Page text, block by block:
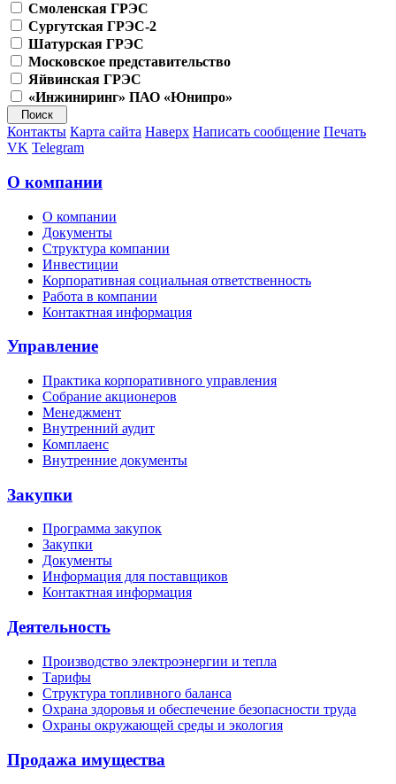
Смоленская ГРЭС
Сургутская ГРЭС-2
Шатурская ГРЭС
Московское представительство
Яйвинская ГРЭС
«Инжиниринг» ПАО «Юнипро»
Контакты Карта сайта Наверх Написать сообщение Печать
VK Telegram
О компании
О компании
Документы
Структура компании
Инвестиции
Корпоративная социальная ответственность
Работа в компании
Контактная информация
Управление
Практика корпоративного управления
Собрание акционеров
Менеджмент
Внутренний аудит
Комплаенс
Внутренние документы
Закупки
Программа закупок
Закупки
Документы
Информация для поставщиков
Контактная информация
Деятельность
Производство электроэнергии и тепла
Тарифы
Структура топливного баланса
Охрана здоровья и обеспечение безопасности труда
Охраны окружающей среды и экология
Продажа имущества